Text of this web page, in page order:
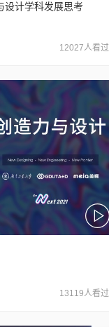
设计学科发展思考
12027人看过
13119人看过